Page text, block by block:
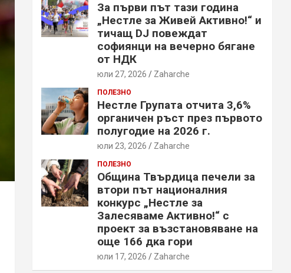
За първи път тази година
„Нестле за Живей Активно!“ и
тичащ DJ повеждат
софиянци на вечерно бягане
от НДК
юли 27, 2026 Zaharche
ПОЛЕЗНО
Нестле Групата отчита 3,6%
органичен ръст през първото
полугодие на 2026 г.
юли 23, 2026 Zaharche
ПОЛЕЗНО
Община Твърдица печели за
втори път националния
конкурс „Нестле за
Залесяваме Активно!“ с
проект за възстановяване на
още 166 дка гори
юли 17, 2026 Zaharche